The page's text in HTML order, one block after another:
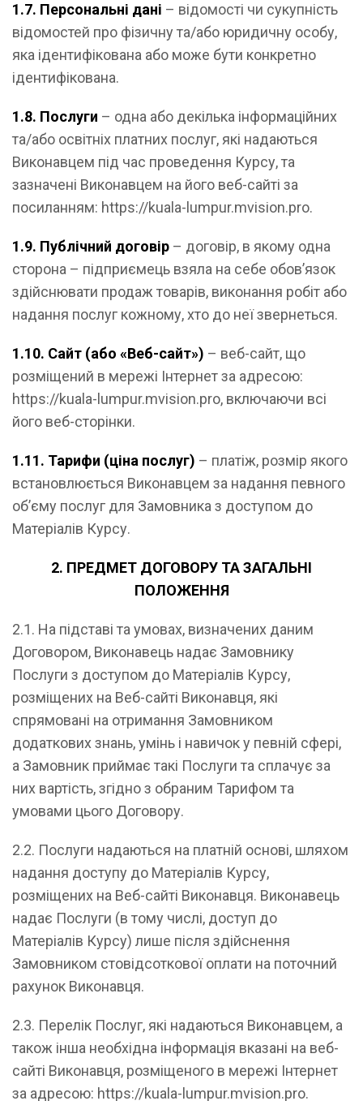
1.7. Персональні дані – відомості чи сукупність
відомостей про фізичну та/або юридичну особу,
яка ідентифікована або може бути конкретно
ідентифікована.
1.8. Послуги – одна або декілька інформаційних
та/або освітніх платних послуг, які надаються
Виконавцем під час проведення Курсу, та
зазначені Виконавцем на його веб-сайті за
посиланням: https://kuala-lumpur.mvision.pro.
1.9. Публічний договір – договір, в якому одна
сторона – підприємець взяла на себе обов’язок
здійснювати продаж товарів, виконання робіт або
надання послуг кожному, хто до неї звернеться.
1.10. Сайт (або «Веб-сайт») – веб-сайт, що
розміщений в мережі Інтернет за адресою:
https://kuala-lumpur.mvision.pro, включаючи всі
його веб-сторінки.
1.11. Тарифи (ціна послуг) – платіж, розмір якого
встановлюється Виконавцем за надання певного
об’єму послуг для Замовника з доступом до
Матеріалів Курсу.
2. ПРЕДМЕТ ДОГОВОРУ ТА ЗАГАЛЬНІ
ПОЛОЖЕННЯ
2.1. На підставі та умовах, визначених даним
Договором, Виконавець надає Замовнику
Послуги з доступом до Матеріалів Курсу,
розміщених на Веб-сайті Виконавця, які
спрямовані на отримання Замовником
додаткових знань, умінь і навичок у певній сфері,
а Замовник приймає такі Послуги та сплачує за
них вартість, згідно з обраним Тарифом та
умовами цього Договору.
2.2. Послуги надаються на платній основі, шляхом
надання доступу до Матеріалів Курсу,
розміщених на Веб-сайті Виконавця. Виконавець
надає Послуги (в тому числі, доступ до
Матеріалів Курсу) лише після здійснення
Замовником стовідсоткової оплати на поточний
рахунок Виконавця.
2.3. Перелік Послуг, які надаються Виконавцем, а
також інша необхідна інформація вказані на веб-
сайті Виконавця, розміщеного в мережі Інтернет
за адресою: https://kuala-lumpur.mvision.pro.